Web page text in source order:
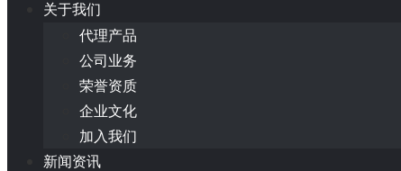
关于我们
代理产品
公司业务
荣誉资质
企业文化
加入我们
新闻资讯